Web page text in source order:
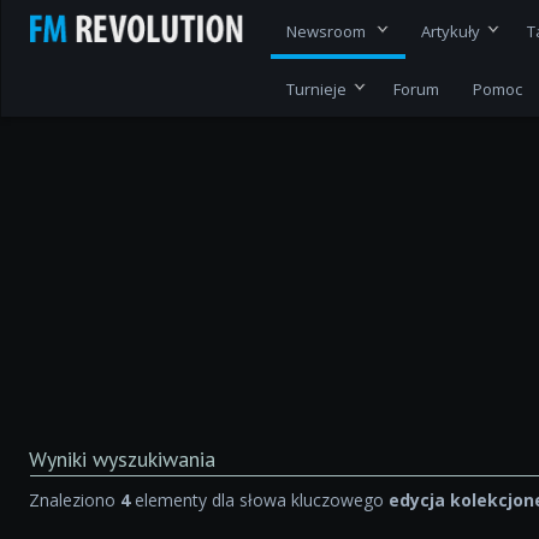
Newsroom Artykuły
Turnieje Forum Pomoc
Wyniki wyszukiwania
Znaleziono 4elementy dla słowa kluczowego edycja